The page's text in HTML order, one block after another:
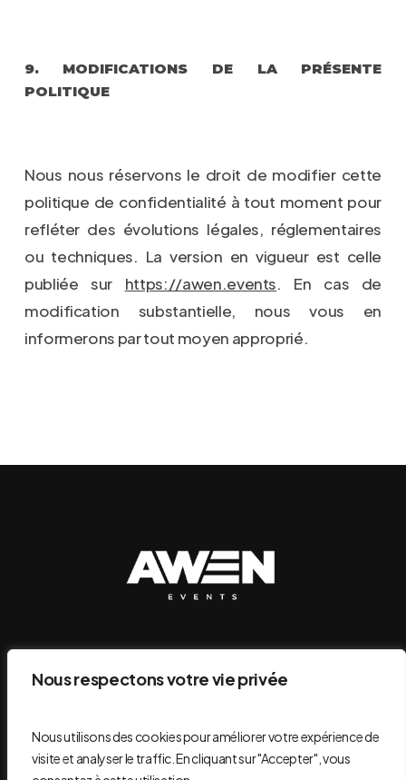
Nous respectons votre vie privée
Nous utilisons des cookies pour améliorer votre expérience de
visite et analyser le traffic. En cliquant sur "Accepter", vous
9. MODIFICATIONS DE LA PRÉSENTE
POLITIQUE
Nous nous réservons le droit de modifier cette
politique de confidentialité à tout moment pour
refléter des évolutions légales, réglementaires
ou techniques. La version en vigueur est celle
publiée sur https://awen.events. En cas de
modification substantielle, nous vous en
informerons par tout moyen approprié.
S'abonner